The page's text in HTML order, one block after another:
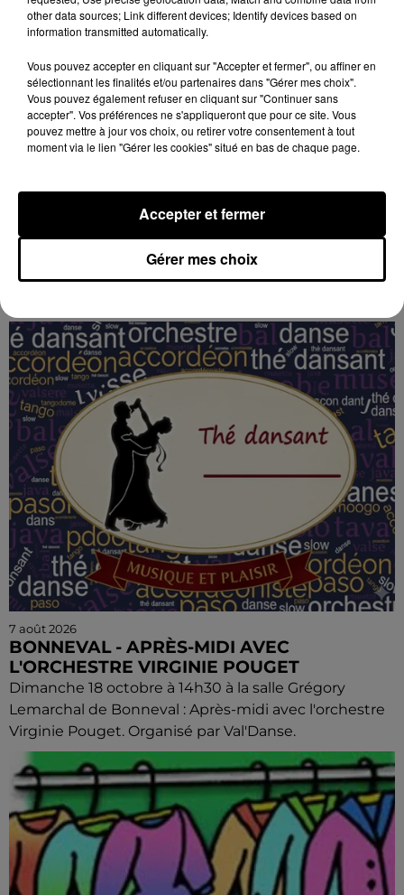
BOUVILLE - FÊTE DU MOULIN PELARD
Dimanche 30 août de 8h00 à 18h00 à Bois-de-
Feugères, commune de Bouville : Fête du Moulin
7 août 2026
BONNEVAL - APRÈS-MIDI AVEC
L'ORCHESTRE VIRGINIE POUGET
Dimanche 18 octobre à 14h30 à la salle Grégory
Lemarchal de Bonneval : Après-midi avec l'orchestre
Virginie Pouget. Organisé par Val'Danse.
other data sources; Link different devices; Identify devices based on
information transmitted automatically.
Vous pouvez accepter en cliquant sur "Accepter et fermer", ou affiner en
sélectionnant les finalités et/ou partenaires dans "Gérer mes choix".
Vous pouvez également refuser en cliquant sur "Continuer sans
accepter". Vos préférences ne s'appliqueront que pour ce site. Vous
pouvez mettre à jour vos choix, ou retirer votre consentement à tout
moment via le lien "Gérer les cookies" situé en bas de chaque page.
Gérer mes choix
Accepter et fermer